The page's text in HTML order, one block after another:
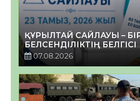
ҚҰРЫЛТАЙ САЙЛАУЫ –
БЕЛСЕНДІЛІКТІҢ БЕЛГІСІ
07.08.2026